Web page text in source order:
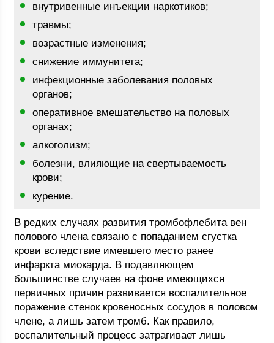
внутривенные инъекции наркотиков;
травмы;
возрастные изменения;
снижение иммунитета;
инфекционные заболевания половых
органов;
оперативное вмешательство на половых
органах;
алкоголизм;
болезни, влияющие на свертываемость
крови;
курение.
В редких случаях развития тромбофлебита вен
полового члена связано с попаданием сгустка
крови вследствие имевшего место ранее
инфаркта миокарда. В подавляющем
большинстве случаев на фоне имеющихся
первичных причин развивается воспалительное
поражение стенок кровеносных сосудов в половом
члене, а лишь затем тромб. Как правило,
воспалительный процесс затрагивает лишь